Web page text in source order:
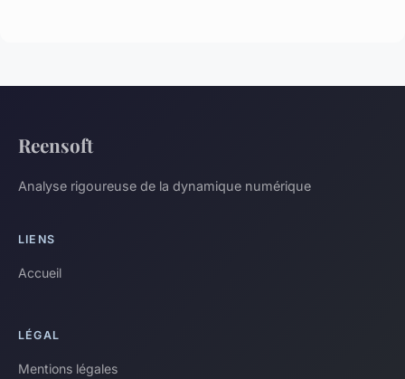
Reensoft
Analyse rigoureuse de la dynamique numérique
LIENS
Accueil
LÉGAL
Mentions légales